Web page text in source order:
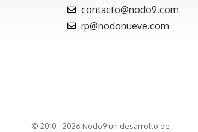
contacto@nodo9.com
rp@nodonueve.com
© 2010 - 2026 Nodo9 un desarrollo de